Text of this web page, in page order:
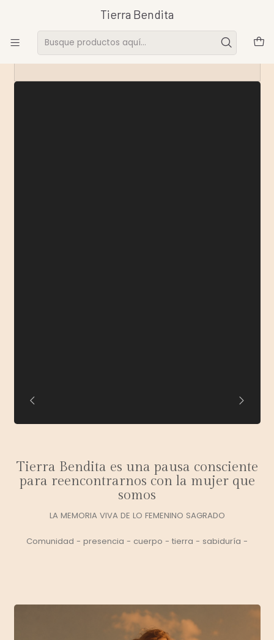
Tierra Bendita
Tierra Bendita es una pausa consciente
para reencontrarnos con la mujer que
somos
LA MEMORIA VIVA DE LO FEMENINO SAGRADO
Comunidad - presencia - cuerpo - tierra - sabiduría -